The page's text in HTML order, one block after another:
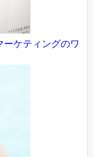
ーケティングのワ